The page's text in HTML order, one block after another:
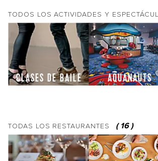
TODOS LOS ACTIVIDADES Y
CLASES DE BAILE AQUANAUTS
TODAS LOS RESTAURANTES ( 16)